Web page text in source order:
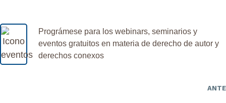
Prográmese para los webinars, seminarios y
eventos gratuitos en materia de derecho de autor y
derechos conexos